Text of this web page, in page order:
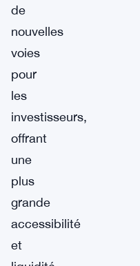
de
nouvelles
voies
pour
les
investisseurs,
offrant
une
plus
grande
accessibilité
et